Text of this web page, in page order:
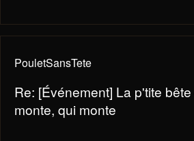
PouletSansTete
Re: [Événement] La p'tite
monte, qui monte